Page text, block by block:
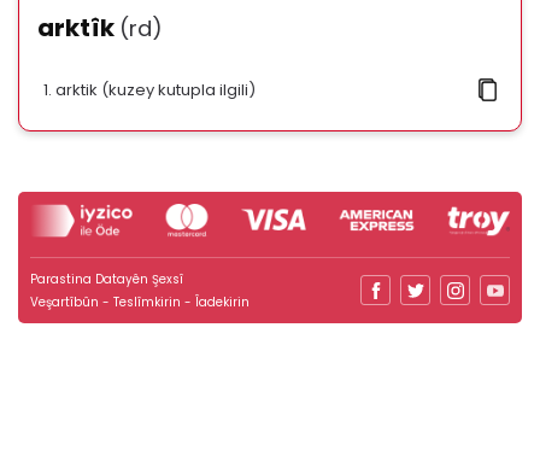
arktîk (rd)
arktik (kuzey kutupla ilgili)
Parastina Datayên Şexsî
Veşartîbûn - Teslîmkirin - Îadekirin